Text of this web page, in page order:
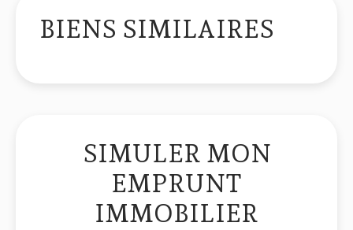
BIENS SIMILAIRES
SIMULER MON
EMPRUNT
IMMOBILIER